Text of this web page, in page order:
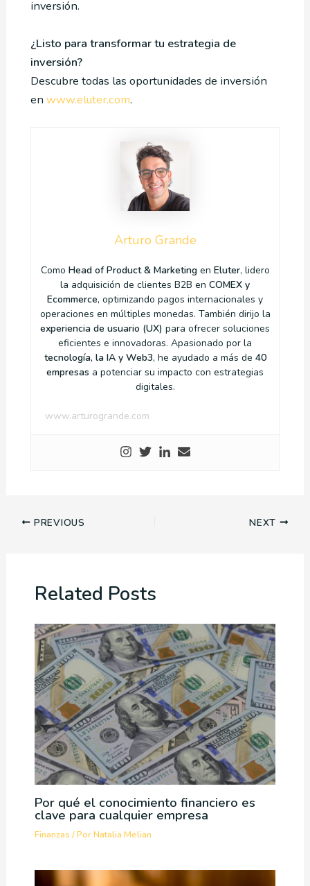
inversión.
¿Listo para transformar tu estrategia de
inversión?
Descubre todas las oportunidades de inversión
en www.eluter.com.
Arturo Grande
Como Head of Product & Marketingen Eluter, lidero
la adquisición de clientes B2B en COMEX y
Ecommerce, optimizando pagos internacionales y
operaciones en múltiples monedas. También dirijo la
experiencia de usuario (UX) para ofrecer soluciones
eficientes e innovadoras. Apasionado por la
tecnología, la IA y Web3, he ayudado a más de 40
empresas a potenciar su impacto con estrategias
digitales.
www.arturogrande.com
PREVIOUS NEXT
Related Posts
Por qué el conocimiento financiero es
clave para cualquier empresa
Finanzas / PorNatalia Melian